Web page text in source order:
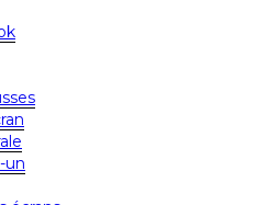
un